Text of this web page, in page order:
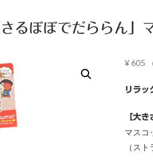
るぼぼでだららん」
¥605
リラッ
［大き
マスコ
（ス